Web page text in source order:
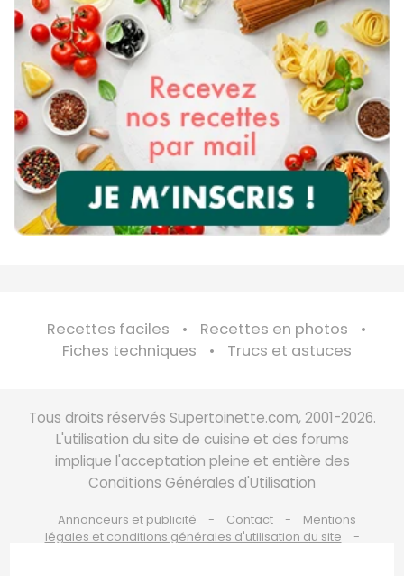
Recettes faciles
Recettes en photos
Fiches techniques
Trucs et astuces
Tous droits réservés Supertoinette.com, 2001-2026.
L'utilisation du site de cuisine et des forums
implique l'acceptation pleine et entière des
Conditions Générales d'Utilisation
Annonceurs et publicité Contact
Mentions
légales et conditions générales d'utilisation du site